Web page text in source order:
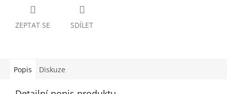
ZEPTAT SE SDÍLET
Popis Diskuze